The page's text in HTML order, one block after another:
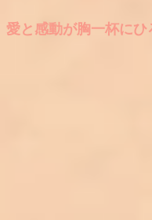
愛と感動が胸一杯にひ